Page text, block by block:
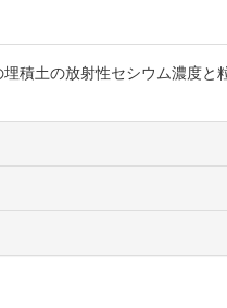
積土の放射性セシウム濃度と